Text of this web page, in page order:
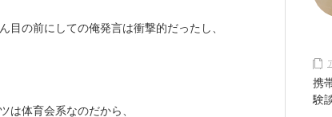
の前にしての俺発言は衝撃的だったし、
は体育会系なのだから、
携
験